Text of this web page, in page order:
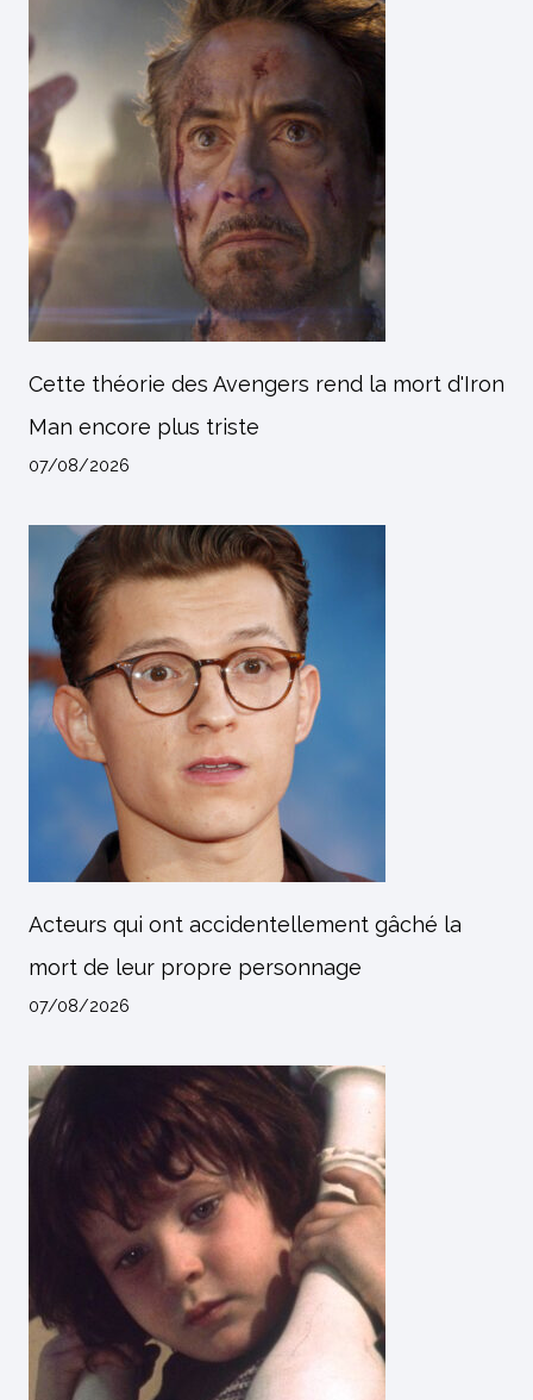
Cette théorie des Avengers rend la mort d'Iron
Man encore plus triste
07/08/2026
Acteurs qui ont accidentellement gâché la
mort de leur propre personnage
07/08/2026